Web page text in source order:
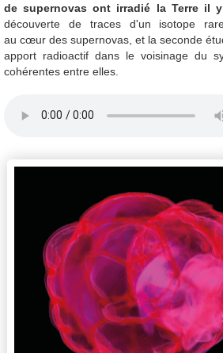
de supernovas ont irradié la Terre il
découverte de traces d'un isotope
au cœur des supernovas, et la seconde
apport radioactif dans le voisinage du
cohérentes entre elles.